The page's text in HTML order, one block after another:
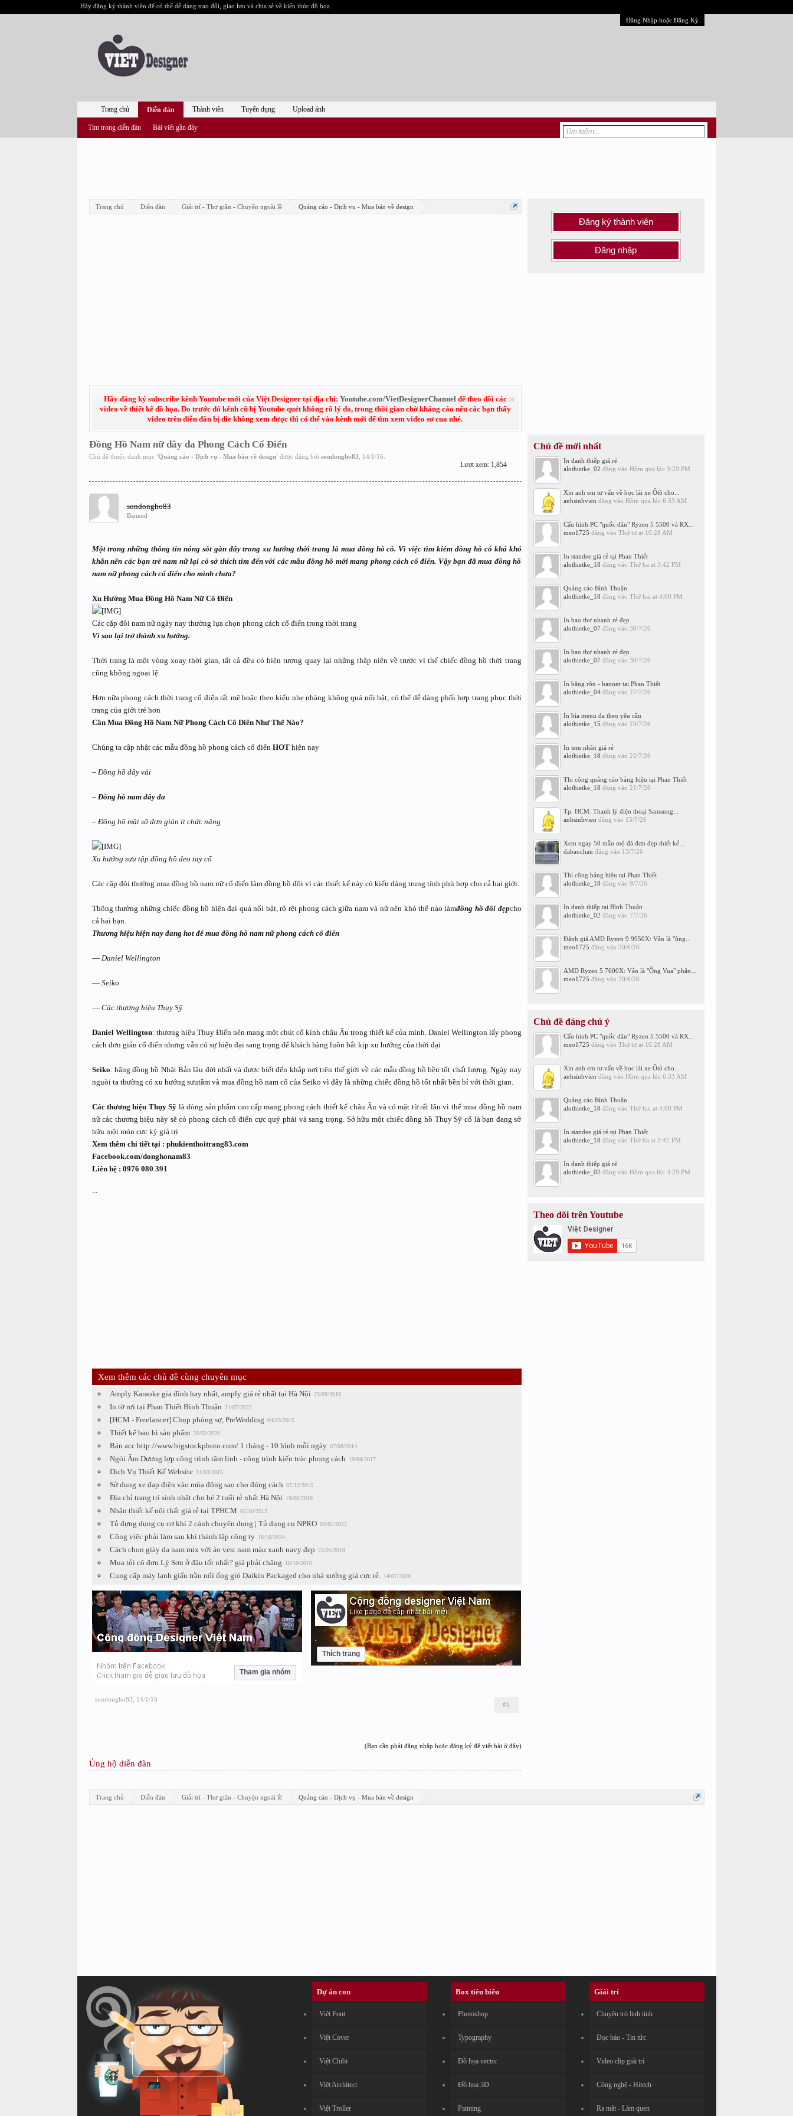
Hãy đăng ký thành viên để có thể dễ dàng trao đổi, giao lưu và chia sẻ về kiến thức đồ họa.
Đăng Nhập hoặc Đăng Ký
Trang chủ Diễn đàn Giải trí - Thư giãn - Chuyện ngoài lề Quảng cáo - Dịch vụ - Mua bán về design
Hãy đăng ký subscribe kênh Youtube mới của Việt Designer tại địa chỉ: Youtube.com/VietDesignerChannelđể theo dõi các
video về thiết kế đồ họa. Do trước đó kênh cũ bị Youtube quét không rõ lý do, trong thời gian chờ kháng cáo nếu các bạn thấy
video trên diễn đàn bị die không xem được thì có thể vào kênh mới để tìm xem video sơ cua nhé.
Đồng Hồ Nam nữ dây da Phong Cách Cổ Điển
Chủ đề thuộc danh mục 'Quảng cáo - Dịch vụ - Mua bán về design' được đăng bởi sondongho83 14/1/16
Lượt xem: 1,854
sondongho83
Banned
Một trong những thông tin nóng sốt gần đây trong xu hướng thời trang là mua đồng hồ cổ. Vì việc tìm kiếm đồng hồ cổ khá khó
khăn nên các bạn trẻ nam nữ lại có sở thích tìm đến với các mẫu đồng hồ mới mang phong cách cổ điển. Vậy bạn đã mua đồng hồ
nam nữ phong cách cổ điển cho mình chưa?
Xu Hướng Mua Đồng Hồ Nam Nữ Cổ Điển
Các cặp đôi nam nữ ngày nay thường lựa chọn phong cách cổ điển trong thời trang
Vì sao lại trở thành xu hướng.
Thời trang là một vòng xoay thời gian, tất cả đều có hiện tượng quay lại những thập niên về trước vì thế chiếc đồng hồ thời trang
cũng không ngoại lệ.
Hơn nữa phong cách thời trang cổ điển rất mê hoặc theo kiểu nhẹ nhàng không quá nổi bật, có thể dễ dàng phối hợp trang phục thời
trang của giới trẻ hơn
Cần Mua Đồng Hồ Nam Nữ Phong Cách Cổ Diển Như Thế Nào?
Chúng ta cập nhật các mẫu đồng hồ phong cách cổ điển HOThiện nay
– Đồng hồ dây vải
– Đồng hồ nam dây da
– Đồng hồ mặt số đơn giản ít chức năng
Xu hướng sưu tập đồng hồ đeo tay cổ
Các cặp đôi thường mua đồng hồ nam nữ cổ điển làm đồng hồ đôi vì các thiết kế này có kiểu dáng trung tính phù hợp cho cả hai giới.
Thông thường những chiếc đồng hồ hiện đại quá nổi bật, rõ rệt phong cách giữa nam và nữ nên khó thể nào làmđồng hồ đôi đẹpcho
cả hai bạn.
Thương hiệu hiện nay đang hot để mua đồng hồ nam nữ phong cách cổ điển
—Daniel Wellington
— Seiko
— Các thương hiệu Thụy Sỹ
Daniel Wellington: thương hiệu Thụy Điển nên mang một chút cổ kính châu Âu trong thiết kế của mình. Daniel Wellington lấy phong
cách đơn giản cổ điển nhưng vẫn có sự hiện đại sang trọng để khách hàng luôn bắt kịp xu hướng của thời đại
Seiko: hãng đồng hồ Nhật Bản lâu đời nhất và được biết đến khắp nơi trên thế giới về các mẫu đồng hồ bền tốt chất lượng. Ngày nay
nguòi ta thường có xu hướng sưutầm và mua đồng hồ nam cổ của Seiko vì đây là những chiếc đồng hồ tốt nhất bền bỉ với thời gian.
Các thương hiệu Thụy Sỹ là dòng sản phẩm cao cấp mang phong cách thiết kế châu Âu và có mặt từ rất lâu vì thế mua đồng hồ nam
nữ các thương hiệu này sẽ có phong cách cổ điển cực quý phái và sang trọng. Sở hữu một chiếc đồng hồ Thụy Sỹ cổ là bạn đang sở
hữu một món cực kỳ giá trị
Xem thêm chi tiết tại : phukienthoitrang83.com
Facebook.com/donghonam83
Liên hệ : 0976 080 391
...
Xem thêm các chủ đề cùng chuyên mục
Amply Karaoke gia đình hay nhất, amply giá rẻ nhất tại Hà Nội 25/09/2018
In tờ rơi tại Phan Thiết Bình Thuận 21/07/2022
[HCM - Freelancer] Chụp phóng sự, PreWedding 04/03/2015
Thiết kế bao bì sản phẩm 26/02/2020
Bán acc http://www.bigstockphoto.com/ 1 tháng - 10 hình mỗi ngày 07/08/2014
Ngói Âm Dương lợp công trình tâm linh - công trình kiến trúc phong cách 19/04/2017
Dịch Vụ Thiết Kế Website 31/03/2015
Sử dụng xe đạp điện vào mùa đông sao cho đúng cách 07/12/2015
Địa chỉ trang trí sinh nhật cho bé 2 tuổi rẻ nhất Hà Nội 19/06/2018
Nhận thiết kế nội thất giá rẻ tại TPHCM 05/10/2013
Tủ đựng dụng cụ cơ khí 2 cánh chuyên dụng | Tủ dụng cụ NPRO 03/01/2022
Công việc phải làm sau khi thành lập công ty 18/10/2024
Cách chọn giày da nam mix với áo vest nam màu xanh navy đẹp 23/01/2018
Mua tỏi cô đơn Lý Sơn ở đâu tốt nhất? giá phải chăng 18/10/2016
Cung cấp máy lạnh giấu trần nối ống gió Daikin Packaged cho nhà xưởng giá cực rẻ. 14/07/2020
Tham gia nhóm
Thích trang
sondongho83 14/1/16
#1
(Bạn cần phải đăng nhập hoặc đăng ký để viết bài ở đây)
Ủng hộ diễn đàn
Đăng ký thành viên
Đăng nhập
Chủ đề mới nhất
In danh thiếp giá rẻ
alothietke_02 đăng vào Hôm qua lúc 3:29 PM
Xin anh em tư vấn về học lái xe Ôtô cho...
anhsinhvien đăng vào Hôm qua lúc 6:33 AM
Cấu hình PC "quốc dân" Ryzen 5 5500 và RX...
meo1725 đăng vào Thứ tư at 10:28 AM
In standee giá rẻ tại Phan Thiết
alothietke_18 đăng vào Thứ ba at 3:42 PM
Quảng cáo Bình Thuận
alothietke_18 đăng vào Thứ hai at 4:00 PM
In bao thư nhanh rẻ đẹp
alothietke_07 đăng vào 30/7/26
In bao thư nhanh rẻ đẹp
alothietke_07 đăng vào 30/7/26
In băng rôn - banner tại Phan Thiết
alothietke_04đăng vào 27/7/26
In bìa menu da theo yêu cầu
alothietke_15 đăng vào 23/7/26
In tem nhãn giá rẻ
alothietke_18 đăng vào 22/7/26
Thi công quảng cáo bảng hiệu tại Phan Thiết
alothietke_18 đăng vào 21/7/26
Tp. HCM. Thanh lý điện thoại Samsung...
anhsinhvien đăng vào 15/7/26
Xem ngay 50 mẫu mộ đá đơn đẹp thiết kế...
dabaochau đăng vào 13/7/26
Thi công bảng hiệu tại Phan Thiết
alothietke_18 đăng vào 9/7/26
In danh thiếp tại Bình Thuận
alothietke_02 đăng vào 7/7/26
Đánh giá AMD Ryzen 9 9950X: Vẫn là "ông...
meo1725 đăng vào 30/6/26
AMD Ryzen 5 7600X: Vẫn là "Ông Vua" phân...
meo1725 đăng vào 30/6/26
Chủ đề đáng chú ý
Cấu hình PC "quốc dân" Ryzen 5 5500 và RX...
meo1725 đăng vào Thứ tư at 10:28 AM
Xin anh em tư vấn về học lái xe Ôtô cho...
anhsinhvien đăng vào Hôm qua lúc 6:33 AM
Quảng cáo Bình Thuận
alothietke_18 đăng vào Thứ hai at 4:00 PM
In standee giá rẻ tại Phan Thiết
alothietke_18 đăng vào Thứ ba at 3:42 PM
In danh thiếp giá rẻ
alothietke_02 đăng vào Hôm qua lúc 3:29 PM
Theo dõi trên Youtube
Trang chủ Diễn đàn Giải trí - Thư giãn - Chuyện ngoài lề Quảng cáo - Dịch vụ - Mua bán về design
Trang chủ Diễn đàn
Tìm trong diễn đàn Bài viết gần đây
Thành viên Tuyển dụng Upload ảnh
Dự án con
Việt Font
Việt Cover
Việt Chibi
Việt Architect
Việt Troller
Box tiêu biểu
Photoshop
Typography
Đồ họa vector
Đồ họa 3D
Painting
Giải trí
Chuyện trò linh tinh
Đọc báo - Tin tức
Video clip giải trí
Công nghệ - Hitech
Ra mắt - Làm quen